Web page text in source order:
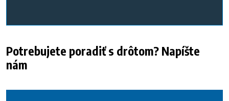
Potrebujete poradiť s drôtom? Napíšte
nám